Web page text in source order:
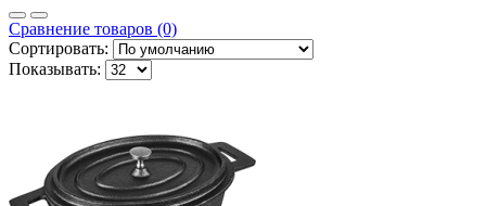
Сравнение товаров (0)
Сортировать:
Показывать: